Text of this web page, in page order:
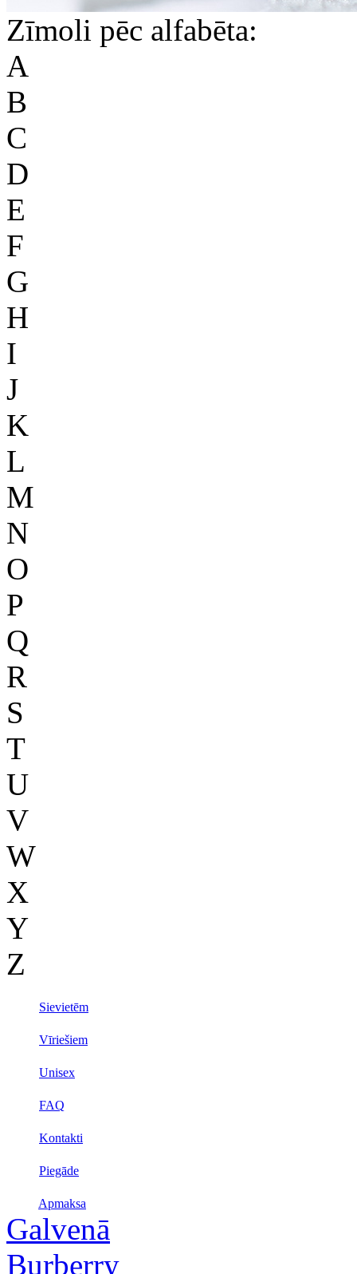
Zīmoli pēc alfabēta:
A
B
C
D
E
F
G
H
I
J
K
L
M
N
O
P
Q
R
S
T
U
V
W
X
Y
Z
Sievietēm
Vīriešiem
Unisex
FAQ
Kontakti
Piegāde
Apmaksa
Galvenā
Burberry